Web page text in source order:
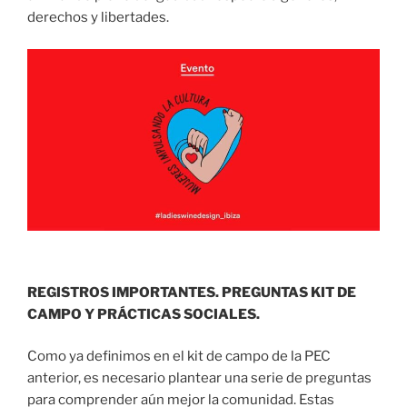
derechos y libertades.
REGISTROS IMPORTANTES. PREGUNTAS KIT DE
CAMPO Y PRÁCTICAS SOCIALES.
Como ya definimos en el kit de campo de la PEC
anterior, es necesario plantear una serie de preguntas
para comprender aún mejor la comunidad. Estas